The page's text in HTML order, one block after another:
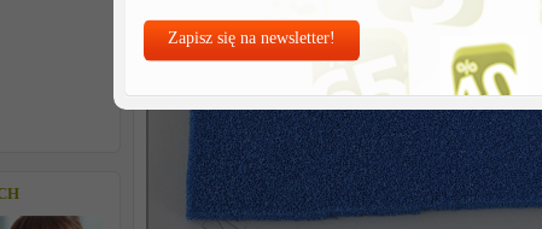
Zapisz się na newsletter!